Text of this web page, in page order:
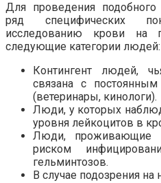
Для проведения подобного
ряд специфических
исследованию крови на
следующие категории людей:
Контингент людей,
связана с
(ветеринары, кинологи).
Люди, у которых
уровня лейкоцитов в
Люди, проживающие
риском
гельминтозов.
В случае подозрения на